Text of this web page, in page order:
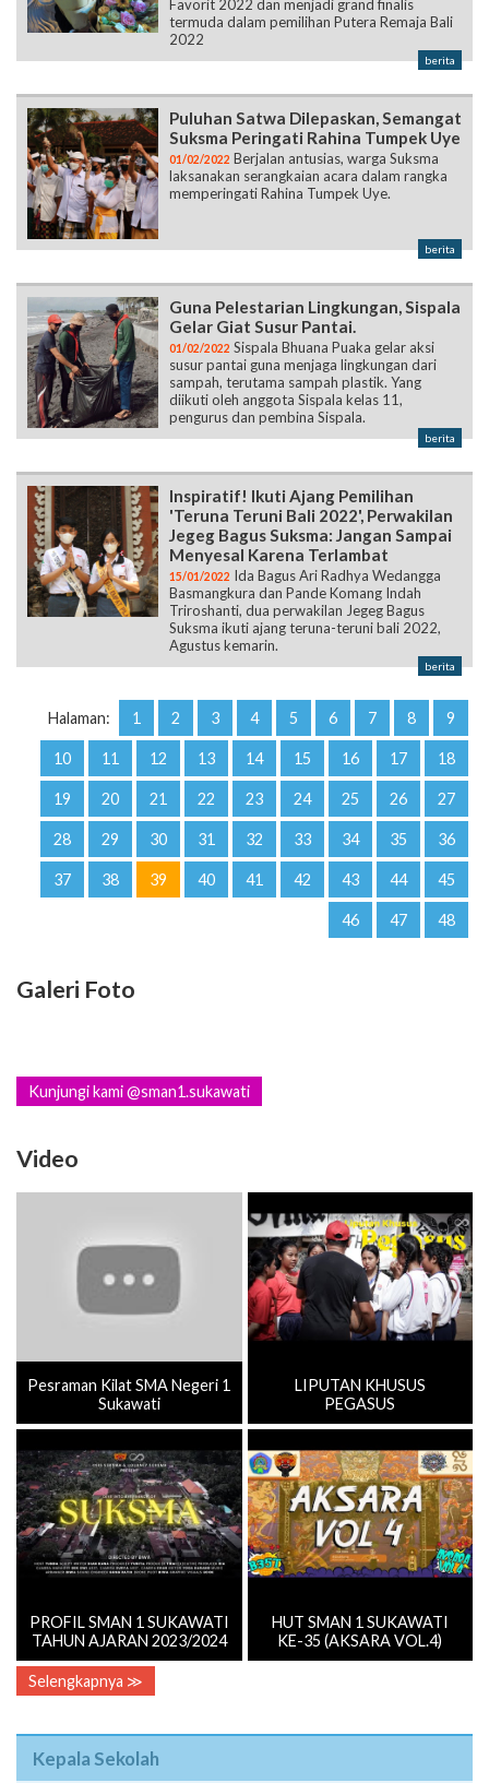
Favorit 2022 dan menjadi grand finalis
termuda dalam pemilihan Putera Remaja Bali
2022
berita
Puluhan Satwa Dilepaskan, Semangat
Suksma Peringati Rahina Tumpek Uye
01/02/2022 Berjalan antusias, warga Suksma
laksanakan serangkaian acara dalam rangka
memperingati Rahina Tumpek Uye.
berita
Guna Pelestarian Lingkungan, Sispala
Gelar Giat Susur Pantai.
01/02/2022 Sispala Bhuana Puaka gelar aksi
susur pantai guna menjaga lingkungan dari
sampah, terutama sampah plastik. Yang
diikuti oleh anggota Sispala kelas 11,
pengurus dan pembina Sispala.
berita
Inspiratif! Ikuti Ajang Pemilihan
'Teruna Teruni Bali 2022', Perwakilan
Jegeg Bagus Suksma: Jangan Sampai
Menyesal Karena Terlambat
15/01/2022 Ida Bagus Ari Radhya Wedangga
Basmangkura dan Pande Komang Indah
Triroshanti, dua perwakilan Jegeg Bagus
Suksma ikuti ajang teruna-teruni bali 2022,
Agustus kemarin.
berita
Halaman: 1 2 3 4 5 6 7 8 9
10 11 12 13 14 15 16 17 18
19 20 21 22 23 24 25 26 27
28 29 30 31 32 33 34 35 36
37 38 39 40 41 42 43 44 45
46 47 48
Galeri Foto
Kunjungi kami @sman1.sukawati
Video
Pesraman Kilat SMA Negeri 1
Sukawati
LIPUTAN KHUSUS
PEGASUS
PROFIL SMAN 1 SUKAWATI
TAHUN AJARAN 2023/2024
HUT SMAN 1 SUKAWATI
KE-35 (AKSARA VOL.4)
Selengkapnya ≫
Kepala Sekolah